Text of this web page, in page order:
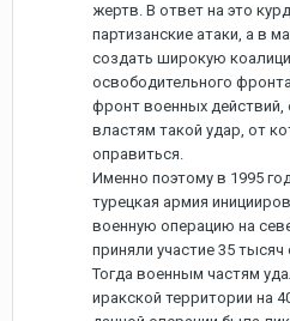
жертв. В ответ на это
партизанские атаки, а в
создать широкую
освободительного
фронт военных действий,
властям такой удар, от
оправиться.
Именно поэтому в 1995
турецкая армия
военную операцию на
приняли участие 35
Тогда военным частям
иракской территории на